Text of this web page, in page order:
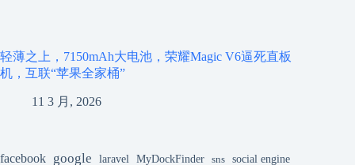
轻薄之上，7150mAh大电池，荣耀Magic V6逼死直板
机，互联“苹果全家桶”
11 3 月, 2026
facebook google laravel MyDockFinder sns social engine